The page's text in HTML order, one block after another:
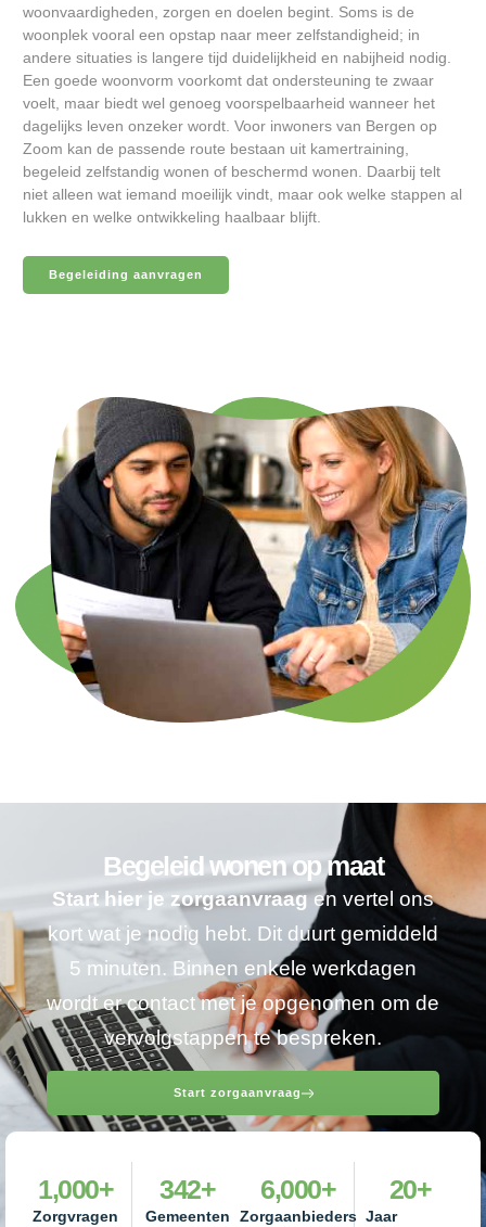
woonvaardigheden, zorgen en doelen begint. Soms is de
woonplek vooral een opstap naar meer zelfstandigheid; in
andere situaties is langere tijd duidelijkheid en nabijheid nodig.
Een goede woonvorm voorkomt dat ondersteuning te zwaar
voelt, maar biedt wel genoeg voorspelbaarheid wanneer het
dagelijks leven onzeker wordt. Voor inwoners van Bergen op
Zoom kan de passende route bestaan uit kamertraining,
begeleid zelfstandig wonen of beschermd wonen. Daarbij telt
niet alleen wat iemand moeilijk vindt, maar ook welke stappen al
lukken en welke ontwikkeling haalbaar blijft.
Begeleiding aanvragen
Begeleid wonen op maat
Start hier je zorgaanvraagen vertel ons
kort wat je nodig hebt. Dit duurt gemiddeld
5 minuten. Binnen enkele werkdagen
wordt er contact met je opgenomen om de
vervolgstappen te bespreken.
Start zorgaanvraag
Zorgvragen
1,000+
Gemeenten
342+
Zorgaanbieders
6,000+
Jaar
20+